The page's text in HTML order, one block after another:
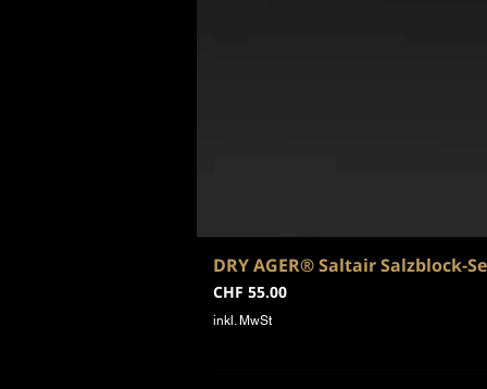
DRY AGER® Saltair Salzblock-
Preis
CHF 55.00
inkl. MwSt